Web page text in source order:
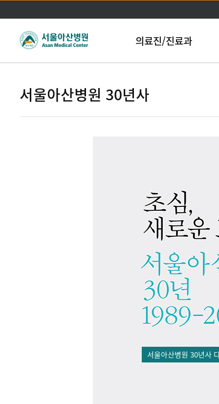
본문바로가기
의료진/진료과
서울아산병원 30년사
서울아산병원 30년사